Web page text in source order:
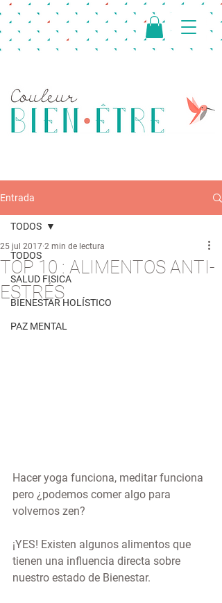
Entrada
TODOS
SALUD FISICA
BIENESTAR HOLÍSTICO
PAZ MENTAL
TODOS
TOP 10 : ALIMENTOS ANTI-
ESTRÉS
25 jul 2017 2 min de lectura
Hacer yoga funciona, meditar funciona
pero ¿podemos comer algo para
volvernos zen?
¡YES! Existen algunos alimentos que
tienen una influencia directa sobre
nuestro estado de Bienestar.